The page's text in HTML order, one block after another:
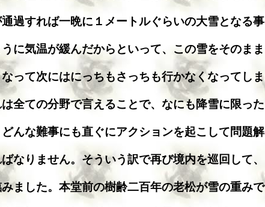
過すれば一晩に１メートルぐらいの大雪となる事
に気温が緩んだからといって、この雪をそのまま
って次にはにっちもさっちも行かなくなってしま
全ての分野で言えることで、なにも降雪に限った
んな難事にも直ぐにアクションを起こして問題解
なりません。そういう訳で再び境内を巡回して、
ました。本堂前の樹齢二百年の老松が雪の重みで